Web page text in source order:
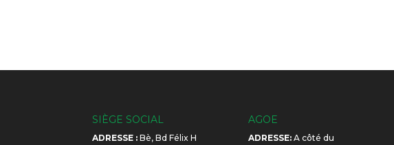
SIÈGE SOCIAL
ADRESSE : Bè, Bd Félix H
AGOE
ADRESSE: A côté du